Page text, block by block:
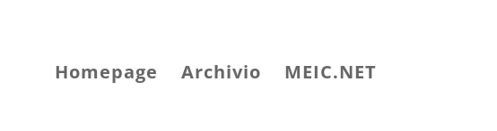
Homepage Archivio MEIC.NET